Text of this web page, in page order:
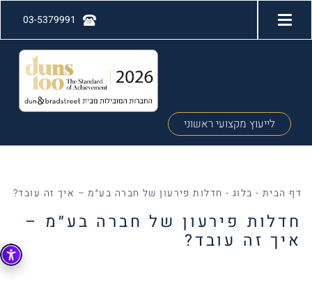
03-5379991
לייעוץ מקצועי ראשוני
דף הבית - בלוג - חדלות פירעון של חברה בע״מ – איך זה עובד?
חדלות פירעון של חברה בע״מ –
איך זה עובד?